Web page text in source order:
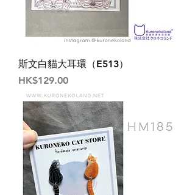
斯文白貓大耳環（E513）
價格
HK$129.00